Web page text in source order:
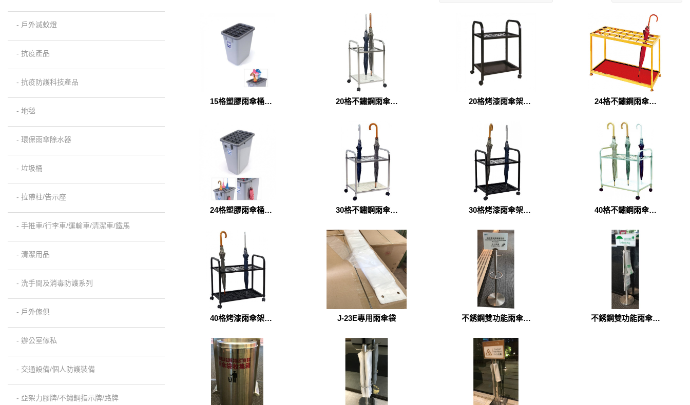
- 戶外滅蚊燈
- 抗疫產品
- 抗疫防護科技產品
- 地毯
- 環保雨傘除水器
- 垃圾桶
- 拉帶柱/告示座
- 手推車/行李車/運輸車/清潔車/鐵馬
- 清潔用品
- 洗手間及消毒防護系列
- 戶外傢俱
- 辦公室傢私
- 交通設備/個人防護裝備
- 亞架力膠牌/不鏽鋼指示牌/路牌
15格塑膠雨傘桶
20格不鏽鋼雨傘架
20格烤漆雨傘架
24格不鏽鋼雨傘架
24格塑膠雨傘桶
30格不鏽鋼雨傘架
30格烤漆雨傘架
40格不鏽鋼雨傘架
40格烤漆雨傘架
J-23E專用雨傘袋
不銹鋼雙功能雨傘袋
不銹鋼雙功能雨傘袋